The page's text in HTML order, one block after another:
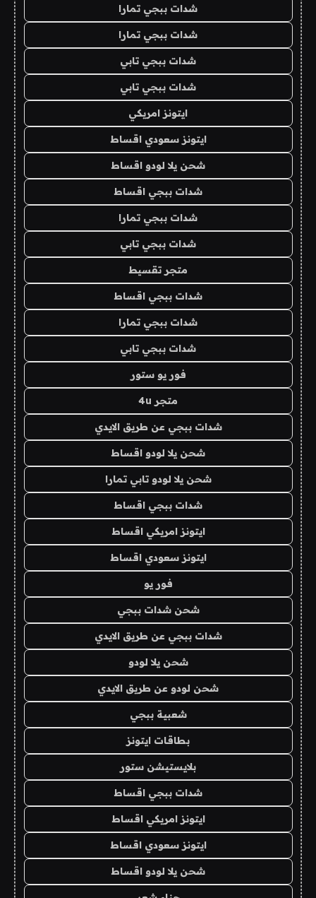
شدات ببجي تمارا
شدات ببجي تمارا
شدات ببجي تابي
شدات ببجي تابي
ايتونز امريكي
ايتونز سعودي اقساط
شحن يلا لودو اقساط
شدات ببجي اقساط
شدات ببجي تمارا
شدات ببجي تابي
متجر تقسيط
شدات ببجي اقساط
شدات ببجي تمارا
شدات ببجي تابي
فور يو ستور
متجر 4u
شدات ببجي عن طريق الايدي
شحن يلا لودو اقساط
شحن يلا لودو تابي تمارا
شدات ببجي اقساط
ايتونز امريكي اقساط
ايتونز سعودي اقساط
فور يو
شحن شدات ببجي
شدات ببجي عن طريق الايدي
شحن يلا لودو
شحن لودو عن طريق الايدي
شعبية ببجي
بطاقات ايتونز
بلايستيشن ستور
شدات ببجي اقساط
ايتونز امريكي اقساط
ايتونز سعودي اقساط
شحن يلا لودو اقساط